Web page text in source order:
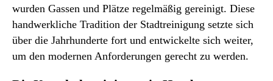
wurden Gassen und Plätze regelmäßig gereinigt. Diese
handwerkliche Tradition der Stadtreinigung setzte sich
über die Jahrhunderte fort und entwickelte sich weiter,
um den modernen Anforderungen gerecht zu werden.